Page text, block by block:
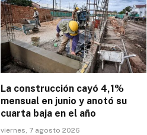
La construcción cayó 4,1%
mensual en junio y anotó su
cuarta baja en el año
viernes, 7 agosto 2026